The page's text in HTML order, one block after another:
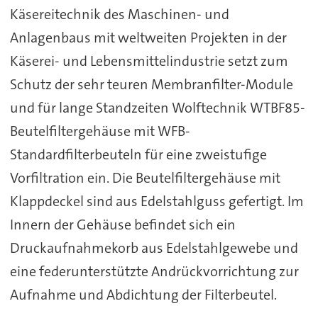
Käsereitechnik des Maschinen- und
Anlagenbaus mit weltweiten Projekten in der
Käserei- und Lebensmittelindustrie setzt zum
Schutz der sehr teuren Membranfilter-Module
und für lange Standzeiten Wolftechnik WTBF85-
Beutelfiltergehäuse mit WFB-
Standardfilterbeuteln für eine zweistufige
Vorfiltration ein. Die Beutelfiltergehäuse mit
Klappdeckel sind aus Edelstahlguss gefertigt. Im
Innern der Gehäuse befindet sich ein
Druckaufnahmekorb aus Edelstahlgewebe und
eine federunterstützte Andrückvorrichtung zur
Aufnahme und Abdichtung der Filterbeutel.